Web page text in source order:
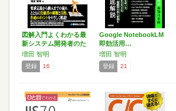
図解入門よくわかる最
新システム開発者のた
めの…
増田 智明
登録 16
Google NotebookLM
即効活用…
増田 智明
登録 21